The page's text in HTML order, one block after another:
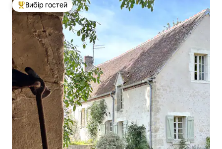
Топ вибір гостей
Вибір гостей